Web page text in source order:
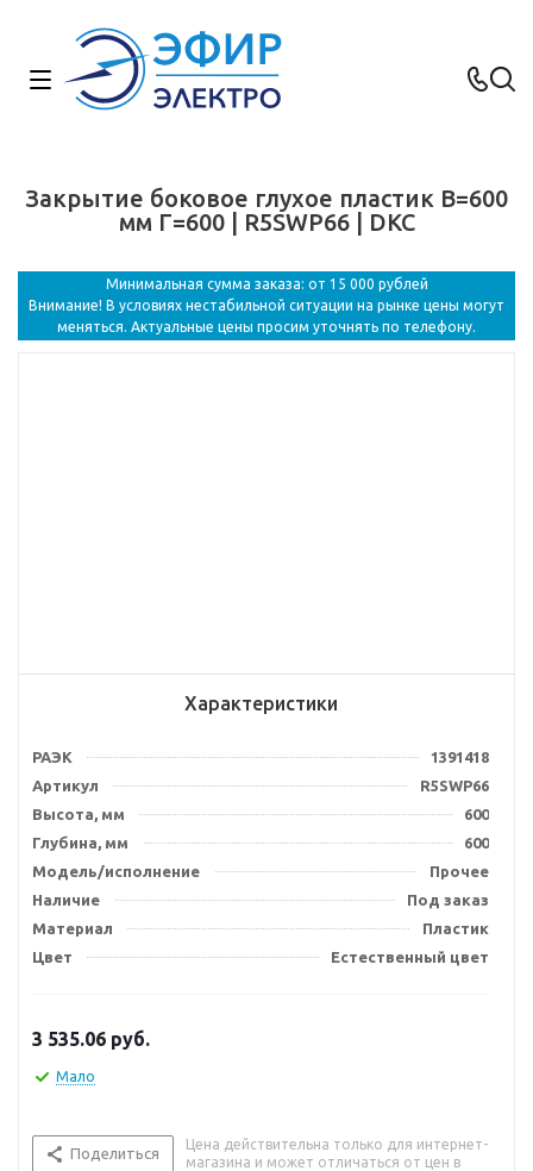
Закрытие боковое глухое пластик В=600
мм Г=600 | R5SWP66 | DKC
Минимальная сумма заказа: от 15 000 рублей
Внимание! В условиях нестабильной ситуации на рынке цены могут
меняться. Актуальные цены просим уточнять по телефону.
Характеристики
РАЭК
1391418
Артикул
R5SWP66
Высота, мм
600
Глубина, мм
600
Модель/исполнение
Прочее
Наличие
Под заказ
Материал
Пластик
Цвет
Естественный цвет
3 535.06 руб.
Мало
Поделиться
Цена действительна только для интернет-
магазина и может отличаться от цен в